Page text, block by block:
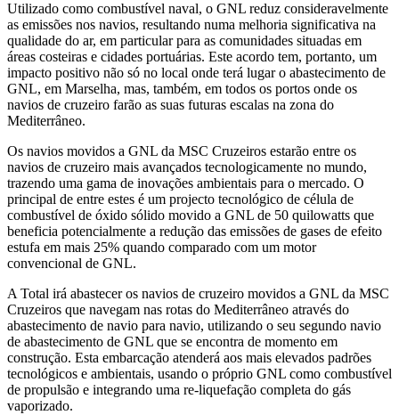
Utilizado como combustível naval, o GNL reduz consideravelmente
as emissões nos navios, resultando numa melhoria significativa na
qualidade do ar, em particular para as comunidades situadas em
áreas costeiras e cidades portuárias. Este acordo tem, portanto, um
impacto positivo não só no local onde terá lugar o abastecimento de
GNL, em Marselha, mas, também, em todos os portos onde os
navios de cruzeiro farão as suas futuras escalas na zona do
Mediterrâneo.
Os navios movidos a GNL da MSC Cruzeiros estarão entre os
navios de cruzeiro mais avançados tecnologicamente no mundo,
trazendo uma gama de inovações ambientais para o mercado. O
principal de entre estes é um projecto tecnológico de célula de
combustível de óxido sólido movido a GNL de 50 quilowatts que
beneficia potencialmente a redução das emissões de gases de efeito
estufa em mais 25% quando comparado com um motor
convencional de GNL.
A Total irá abastecer os navios de cruzeiro movidos a GNL da MSC
Cruzeiros que navegam nas rotas do Mediterrâneo através do
abastecimento de navio para navio, utilizando o seu segundo navio
de abastecimento de GNL que se encontra de momento em
construção. Esta embarcação atenderá aos mais elevados padrões
tecnológicos e ambientais, usando o próprio GNL como combustível
de propulsão e integrando uma re-liquefação completa do gás
vaporizado.